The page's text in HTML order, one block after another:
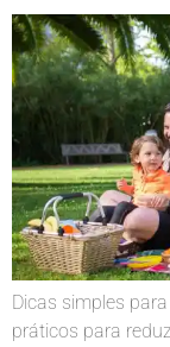
Dicas simples
práticos para